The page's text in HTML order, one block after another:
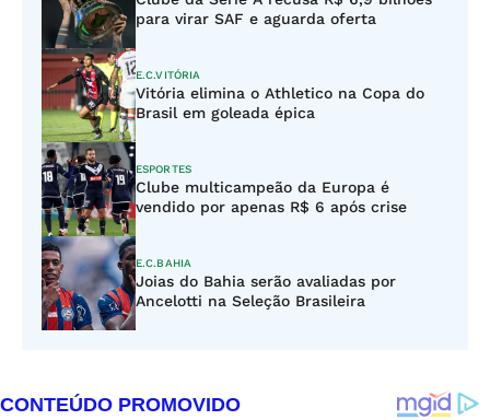
para virar SAF e aguarda oferta
E.C.VITÓRIA
Vitória elimina o Athletico na Copa do
Brasil em goleada épica
ESPORTES
Clube multicampeão da Europa é
vendido por apenas R$ 6 após crise
E.C.BAHIA
Joias do Bahia serão avaliadas por
Ancelotti na Seleção Brasileira